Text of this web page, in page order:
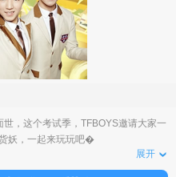
，这个考试季，TFBOYS邀请大家一
货妖，一起来玩玩吧�
展开